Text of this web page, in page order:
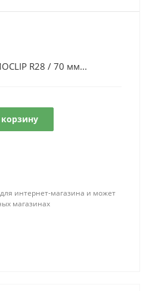
R28 / 70 мм...
интернет-магазина и может
магазинах